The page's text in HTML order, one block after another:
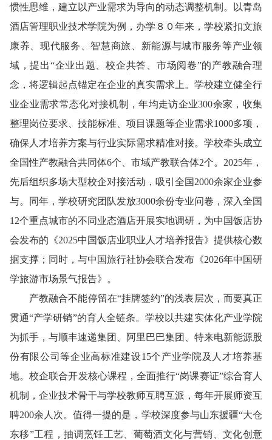
惯性思维，建立以产业需求为导向的动态调整机制。以青岛
酒店管理职业技术学院为例，办学８０年来，学校紧扣文旅
康养、现代服务、智慧商旅、新能源与城市服务等产业领
域，提出“企业出题、校企共答、市场阅卷”的产教融合理
念，将逻辑起点锚定在企业的真实需求上。学校建立健全行
业企业需求常态化对接机制，年均走访企业300余家，收集
整理岗位要求、技能标准、项目课题等企业需求1000多项，
确保人才培养方案与行业实际需求精准对接。学校牵头成立
全国性产教融合共同体6个、市域产教联合体2个。2025年，
先后组织多场大型校企对接活动，吸引全国2000余家企业参
与。同年，学校研究团队发放3000余份专业问卷，深入全国
12个重点城市的不同业态酒店开展实地调研，为中国饭店协
会发布的《2025中国饭店业职业人才培养报告》提供核心数
据支撑；同时，与中国旅行社协会联合发布《2026年中国研
学旅游市场景气报告》。
产教融合不能停留在“挂牌签约”的浅表层次，而要真正
贯通“产学研销”的育人全链条。学校以共建实体化产业学院
为抓手，与顺丰速递集团、阿里巴巴集团、特来电新能源股
份有限公司等企业高标准建设15个产业学院及人才培养基
地。校企联合开发核心课程，全面推行“岗课赛证”综合育人
机制，企业技术骨干与学校教师互聘互派，每年开展师资互
聘200余人次。值得一提的是，学校深度参与山东援疆“大仓
东移”工程，抽调烹饪工艺、葡萄酒文化与营销、文化创意